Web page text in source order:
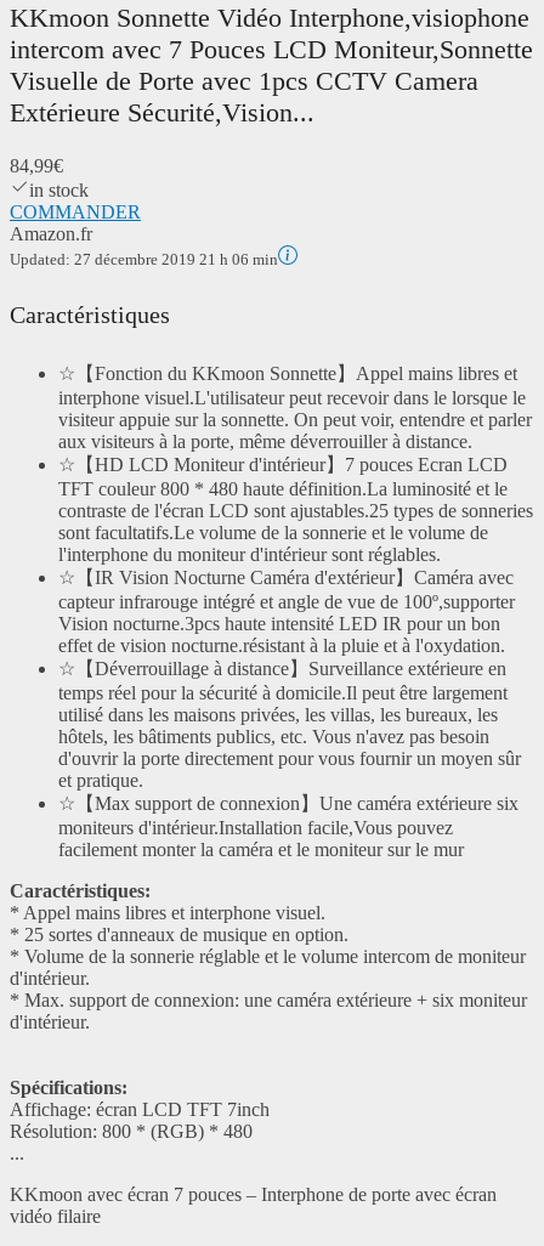
KKmoon Sonnette Vidéo Interphone,visiophone
intercom avec 7 Pouces LCD Moniteur,Sonnette
Visuelle de Porte avec 1pcs CCTV Camera
Extérieure Sécurité,Vision...
84,99€
in stock
COMMANDER
Amazon.fr
Updated: 27 décembre 2019 21 h 06 min
Caractéristiques
☆【Fonction du KKmoon Sonnette】Appel mains libres et
interphone visuel.L'utilisateur peut recevoir dans le lorsque le
visiteur appuie sur la sonnette. On peut voir, entendre et parler
aux visiteurs à la porte, même déverrouiller à distance.
☆【HD LCD Moniteur d'intérieur】7 pouces Ecran LCD
TFT couleur 800 * 480 haute définition.La luminosité et le
contraste de l'écran LCD sont ajustables.25 types de sonneries
sont facultatifs.Le volume de la sonnerie et le volume de
l'interphone du moniteur d'intérieur sont réglables.
☆【IR Vision Nocturne Caméra d'extérieur】Caméra avec
capteur infrarouge intégré et angle de vue de 100º,supporter
Vision nocturne.3pcs haute intensité LED IR pour un bon
effet de vision nocturne.résistant à la pluie et à l'oxydation.
☆【Déverrouillage à distance】Surveillance extérieure en
temps réel pour la sécurité à domicile.Il peut être largement
utilisé dans les maisons privées, les villas, les bureaux, les
hôtels, les bâtiments publics, etc. Vous n'avez pas besoin
d'ouvrir la porte directement pour vous fournir un moyen sûr
et pratique.
☆【Max support de connexion】Une caméra extérieure six
moniteurs d'intérieur.Installation facile,Vous pouvez
facilement monter la caméra et le moniteur sur le mur
Caractéristiques:
* Appel mains libres et interphone visuel.
* 25 sortes d'anneaux de musique en option.
* Volume de la sonnerie réglable et le volume intercom de moniteur
d'intérieur.
* Max. support de connexion: une caméra extérieure + six moniteur
d'intérieur.
Spécifications:
Affichage: écran LCD TFT 7inch
Résolution: 800 * (RGB) * 480
...
KKmoon avec écran 7 pouces – Interphone de porte avec écran
vidéo filaire